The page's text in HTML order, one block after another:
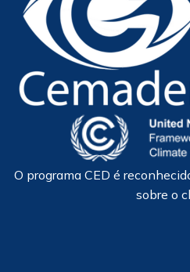
O programa CED é
sobre o